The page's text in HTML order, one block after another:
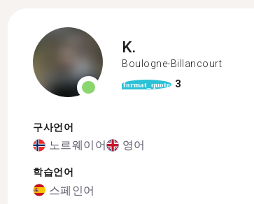
K.
Boulogne-Billancourt
format_quote 3
구사언어
노르웨이어 영어
학습언어
스페인어